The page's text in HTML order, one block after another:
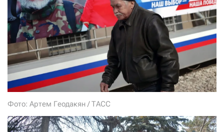
Фото: Артем Геодакян / ТАСС
Если у вас есть вопросы, пишите donate@novayagazeta.ruили
звоните:
+7 (929) 612-03-68